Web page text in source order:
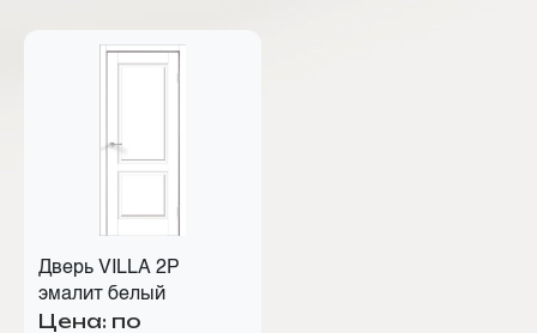
Дверь VILLA 2P
эмалит белый
Цена: по